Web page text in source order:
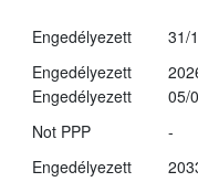
Engedélyezett
31/
Engedélyezett
Engedélyezett
05/
Not PPP
-
Engedélyezett